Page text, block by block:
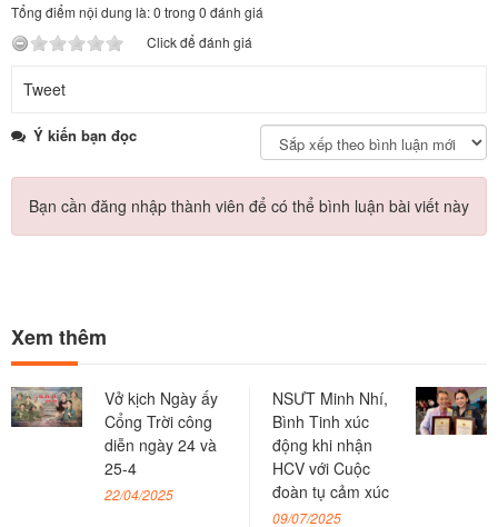
Tổng điểm nội dung là: 0 trong 0 đánh giá
Click để đánh giá
Tweet
Ý kiến bạn đọc
Bạn cần đăng nhập thành viên để có thể bình luận bài viết này
Xem thêm
Vở kịch Ngày ấy
Cổng Trời công
diễn ngày 24 và
25-4
22/04/2025
NSƯT Minh Nhí,
Bình Tinh xúc
động khi nhận
HCV với Cuộc
đoàn tụ cảm xúc
09/07/2025